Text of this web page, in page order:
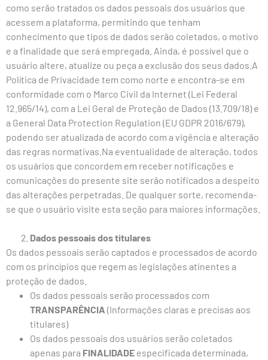
como serão tratados os dados pessoais dos usuários que
acessem a plataforma, permitindo que tenham
conhecimento que tipos de dados serão coletados, o motivo
e a finalidade que será empregada. Ainda, é possível que o
usuário altere, atualize ou peça a exclusão dos seus dados.A
Política de Privacidade tem como norte e encontra-se em
conformidade com o Marco Civil da Internet (Lei Federal
12.965/14), com a Lei Geral de Proteção de Dados (13.709/18) e
a General Data Protection Regulation (EU GDPR 2016/679),
podendo ser atualizada de acordo com a vigência e alteração
das regras normativas.Na eventualidade de alteração, todos
os usuários que concordem em receber notificações e
comunicações do presente site serão notificados a despeito
das alterações perpetradas. De qualquer sorte, recomenda-
se que o usuário visite esta seção para maiores informações.
Dados pessoais dos titulares
Os dados pessoais serão captados e processados de acordo
com os princípios que regem as legislações atinentes a
proteção de dados.
Os dados pessoais serão processados com
TRANSPARÊNCIA (Informações claras e precisas aos
titulares)
Os dados pessoais dos usuários serão coletados
apenas para FINALIDADE especificada determinada,